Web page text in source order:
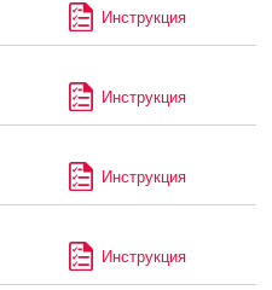
Инструкция
Инструкция
Инструкция
Инструкция